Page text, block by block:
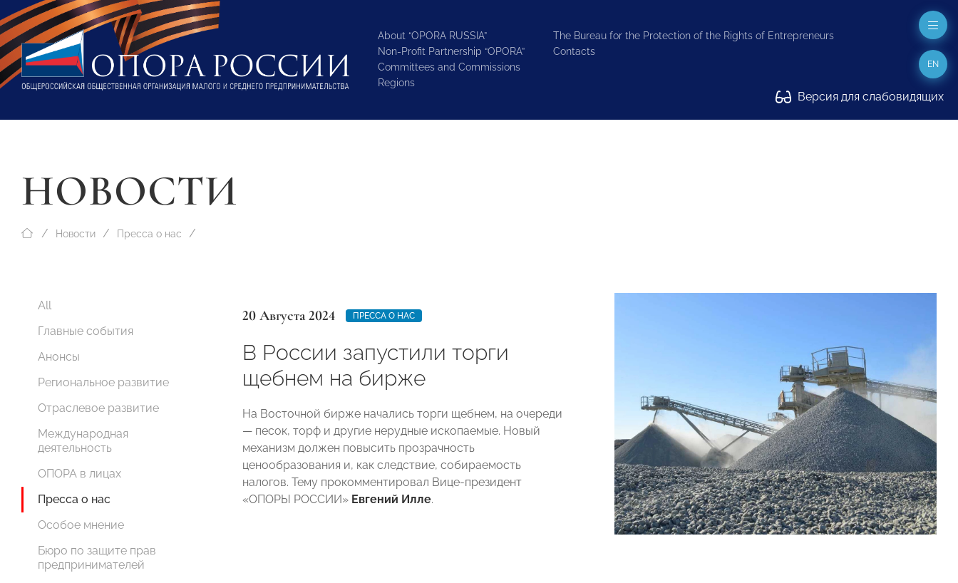
About “OPORA RUSSIA”
Non-Profit Partnership “OPORA”
Committees and Commissions
Regions
The Bureau for the Protection of the Rights of Entrepreneurs
Contacts
Версия для слабовидящих
EN
НОВОСТИ
Новости Пресса о нас
All
Главные события
Анонсы
Региональное развитие
Отраслевое развитие
Международная
деятельность
ОПОРА в лицах
Пресса о нас
Особое мнение
Бюро по защите прав
предпринимателей
20 Августа 2024 ПРЕССА О НАС
В России запустили торги
щебнем на бирже
На Восточной бирже начались торги щебнем, на очереди
— песок, торф и другие нерудные ископаемые. Новый
механизм должен повысить прозрачность
ценообразования и, как следствие, собираемость
налогов. Тему прокомментировал Вице-президент
«ОПОРЫ РОССИИ» Евгений Илле.